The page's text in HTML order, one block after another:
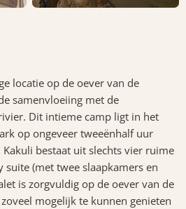
locatie op de oever van de
samenvloeiing met de
Dit intieme camp ligt in het
op ongeveer tweeënhalf uur
bestaat uit slechts vier ruime
(met twee slaapkamers en
is zorgvuldig op de oever van de
mogelijk te kunnen genieten